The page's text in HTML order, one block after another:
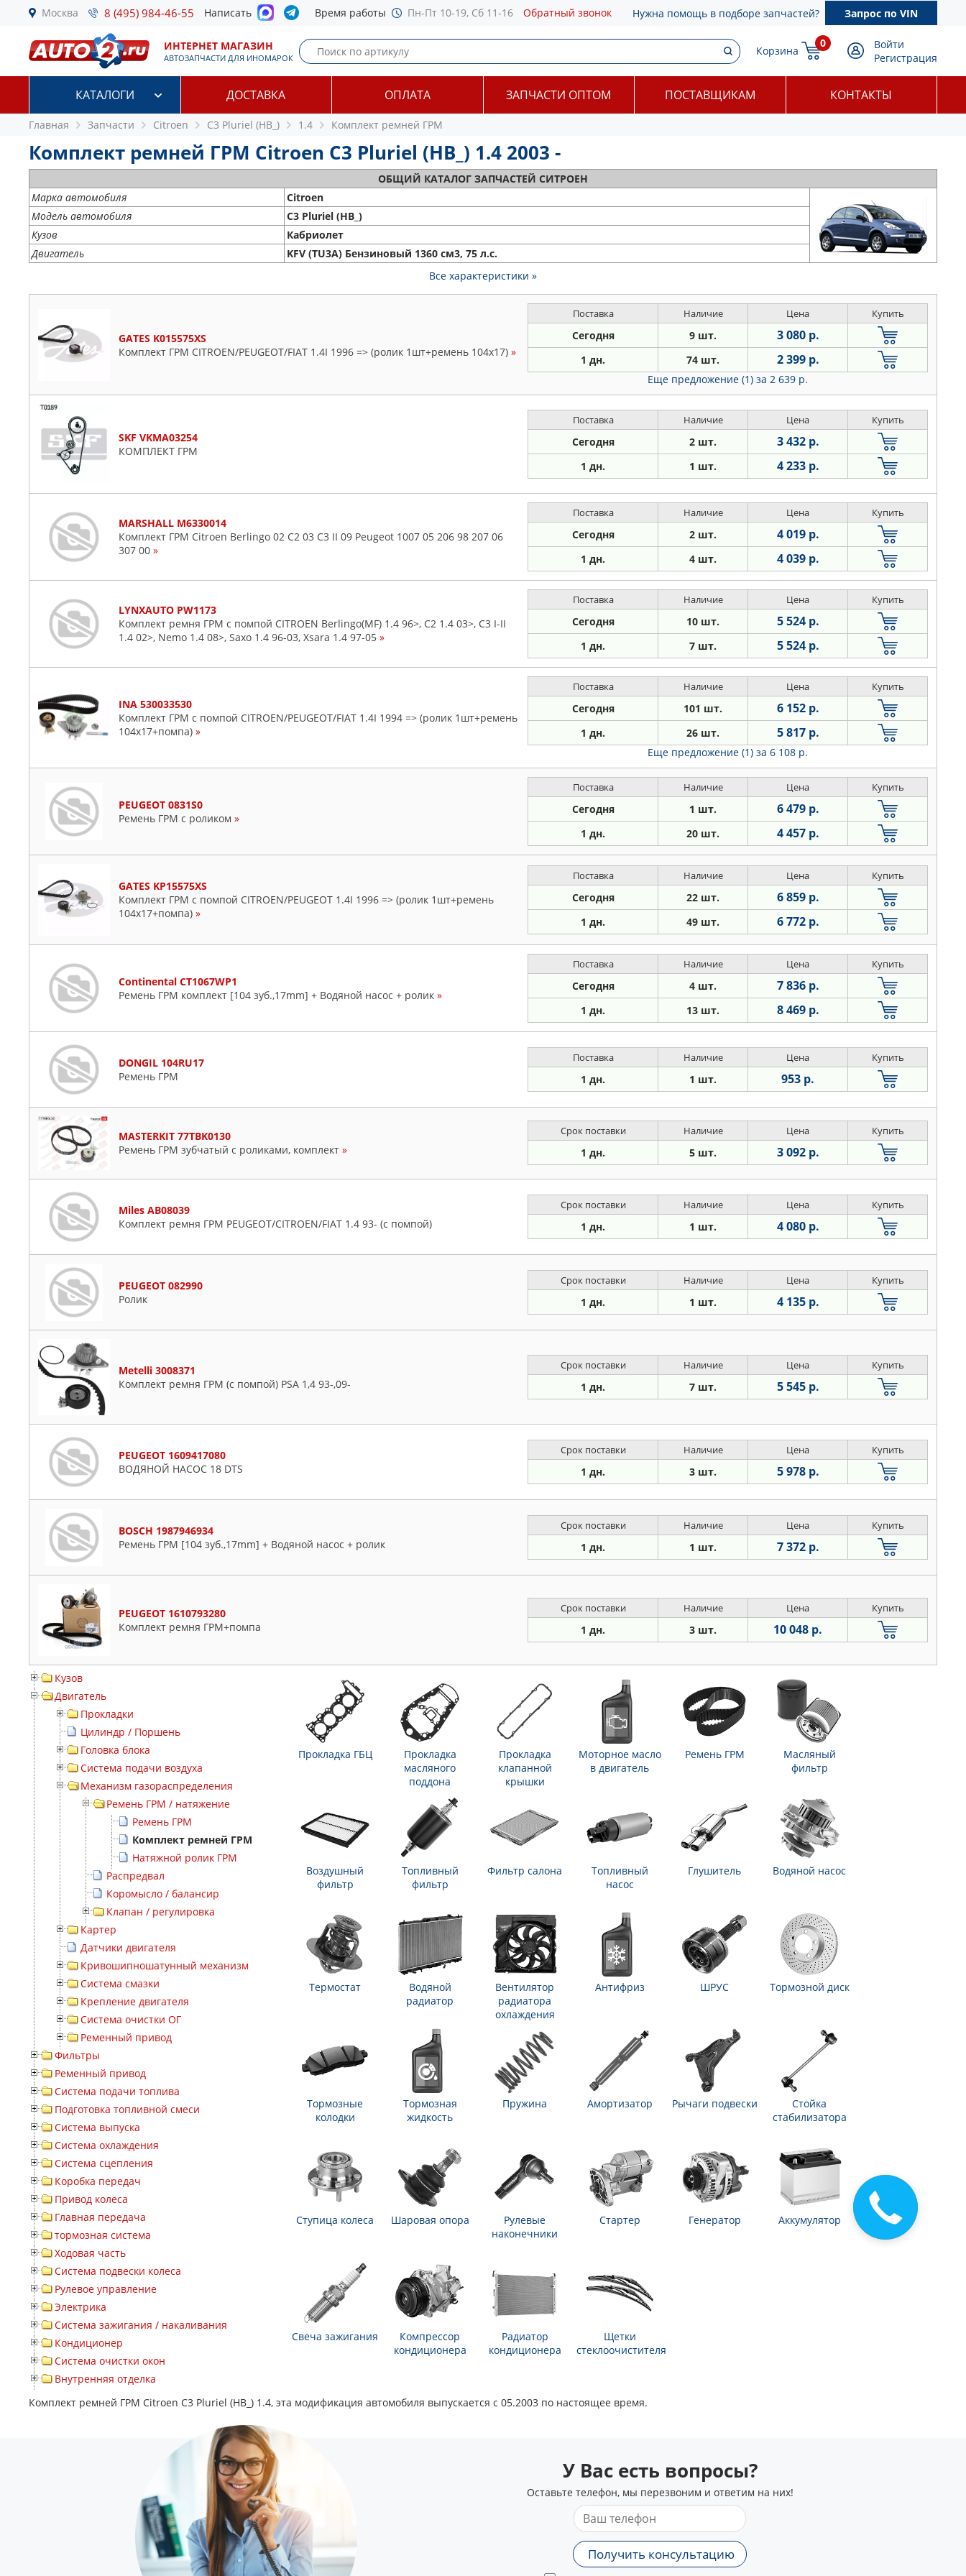
Москва 8 (495) 984-46-55 Написать Время работы Пн-Пт 10-19, Сб 11-16 Обратный звонок Нужна помощь в подборе запчастей? Запрос по VIN
ИНТЕРНЕТ МАГАЗИН
АВТОЗАПЧАСТИ ДЛЯ ИНОМАРОК
Корзина
0
Войти
Регистрация
КАТАЛОГИ ДОСТАВКА ОПЛАТА ЗАПЧАСТИ ОПТОМ ПОСТАВЩИКАМ КОНТАКТЫ
Главная Запчасти Citroen C3 Pluriel (HB_) 1.4 Комплект ремней ГРМ
Комплект ремней ГРМ Citroen C3 Pluriel (HB_) 1.4 2003 -
ОБЩИЙ КАТАЛОГ ЗАПЧАСТЕЙ СИТРОЕН
Марка автомобиля
Citroen
Модель автомобиля
C3 Pluriel (HB_)
Кузов
Кабриолет
Двигатель
KFV (TU3A) Бензиновый 1360 см3, 75 л.с.
Все характеристики »
GATES K015575XS
Комплект ГРМ CITROEN/PEUGEOT/FIAT 1.4I 1996 => (ролик 1шт+ремень 104x17) »
Поставка Наличие Цена Купить
Сегодня 9 шт. 3 080 р.
1 дн. 74 шт. 2 399 р.
Еще предложение (1) за 2 639 р.
SKF VKMA03254
КОМПЛЕКТ ГРМ
Поставка Наличие Цена Купить
Сегодня 2 шт. 3 432 р.
1 дн. 1 шт. 4 233 р.
MARSHALL M6330014
Комплект ГРМ Citroen Berlingo 02 C2 03 C3 II 09 Peugeot 1007 05 206 98 207 06
307 00 »
Поставка Наличие Цена Купить
Сегодня 2 шт. 4 019 р.
1 дн. 4 шт. 4 039 р.
LYNXAUTO PW1173
Комплект ремня ГРМ с помпой CITROEN Berlingo(MF) 1.4 96>, C2 1.4 03>, C3 I-II
1.4 02>, Nemo 1.4 08>, Saxo 1.4 96-03, Xsara 1.4 97-05 »
Поставка Наличие Цена Купить
Сегодня 10 шт. 5 524 р.
1 дн. 7 шт. 5 524 р.
INA 530033530
Комплект ГРМ с помпой CITROEN/PEUGEOT/FIAT 1.4I 1994 => (ролик 1шт+ремень
104x17+помпа) »
Поставка Наличие Цена Купить
Сегодня 101 шт. 6 152 р.
1 дн. 26 шт. 5 817 р.
Еще предложение (1) за 6 108 р.
PEUGEOT 0831S0
Ремень ГРМ с роликом »
Поставка Наличие Цена Купить
Сегодня 1 шт. 6 479 р.
1 дн. 20 шт. 4 457 р.
GATES KP15575XS
Комплект ГРМ с помпой CITROEN/PEUGEOT 1.4I 1996 => (ролик 1шт+ремень
104x17+помпа) »
Поставка Наличие Цена Купить
Сегодня 22 шт. 6 859 р.
1 дн. 49 шт. 6 772 р.
Continental CT1067WP1
Ремень ГРМ комплект [104 зуб.,17mm] + Водяной насос + ролик »
Поставка Наличие Цена Купить
Сегодня 4 шт. 7 836 р.
1 дн. 13 шт. 8 469 р.
DONGIL 104RU17
Ремень ГРМ
Поставка Наличие Цена Купить
1 дн. 1 шт. 953 р.
MASTERKIT 77TBK0130
Ремень ГРМ зубчатый с роликами, комплект »
Срок поставки Наличие Цена Купить
1 дн. 5 шт. 3 092 р.
Miles AB08039
Комплект ремня ГРМ PEUGEOT/CITROEN/FIAT 1.4 93- (с помпой)
Срок поставки Наличие Цена Купить
1 дн. 1 шт. 4 080 р.
PEUGEOT 082990
Ролик
Срок поставки Наличие Цена Купить
1 дн. 1 шт. 4 135 р.
Metelli 3008371
Комплект ремня ГРМ (с помпой) PSA 1,4 93-,09-
Срок поставки Наличие Цена Купить
1 дн. 7 шт. 5 545 р.
PEUGEOT 1609417080
ВОДЯНОЙ НАСОС 18 DTS
Срок поставки Наличие Цена Купить
1 дн. 3 шт. 5 978 р.
BOSCH 1987946934
Ремень ГРМ [104 зуб.,17mm] + Водяной насос + ролик
Срок поставки Наличие Цена Купить
1 дн. 1 шт. 7 372 р.
PEUGEOT 1610793280
Комплект ремня ГРМ+помпа
Срок поставки Наличие Цена Купить
1 дн. 3 шт. 10 048 р.
Кузов
Двигатель
Прокладки
Цилиндр / Поршень
Головка блока
Система подачи воздуха
Механизм газораспределения
Ремень ГРМ / натяжение
Ремень ГРМ
Комплект ремней ГРМ
Натяжной ролик ГРМ
Распредвал
Коромысло / балансир
Клапан / регулировка
Картер
Датчики двигателя
Кривошипношатунный механизм
Система смазки
Крепление двигателя
Система очистки ОГ
Ременный привод
Фильтры
Ременный привод
Система подачи топлива
Подготовка топливной смеси
Система выпуска
Система охлаждения
Система сцепления
Коробка передач
Привод колеса
Главная передача
тормозная система
Ходовая часть
Система подвески колеса
Рулевое управление
Электрика
Система зажигания / накаливания
Кондиционер
Система очистки окон
Внутренняя отделка
Прокладка ГБЦ
Прокладка
масляного
поддона
Прокладка
клапанной
крышки
Моторное масло
в двигатель
Ремень ГРМ
Масляный
фильтр
Воздушный
фильтр
Топливный
фильтр
Фильтр салона
Топливный
насос
Глушитель Водяной насос
Термостат
Водяной
радиатор
Вентилятор
радиатора
охлаждения
Антифриз ШРУС Тормозной диск
Тормозные
колодки
Тормозная
жидкость
Пружина Амортизатор Рычаги подвески
Стойка
стабилизатора
Ступица колеса Шаровая опора
Рулевые
наконечники
Стартер Генератор Аккумулятор
Свеча зажигания
Компрессор
кондиционера
Радиатор
кондиционера
Щетки
стеклоочистителя
Комплект ремней ГРМ Citroen C3 Pluriel (HB_) 1.4, эта модификация автомобиля выпускается с 05.2003 по настоящее время.
У Вас есть вопросы?
Оставьте телефон, мы перезвоним и ответим на них!
Получить консультацию
Закажите
звонок